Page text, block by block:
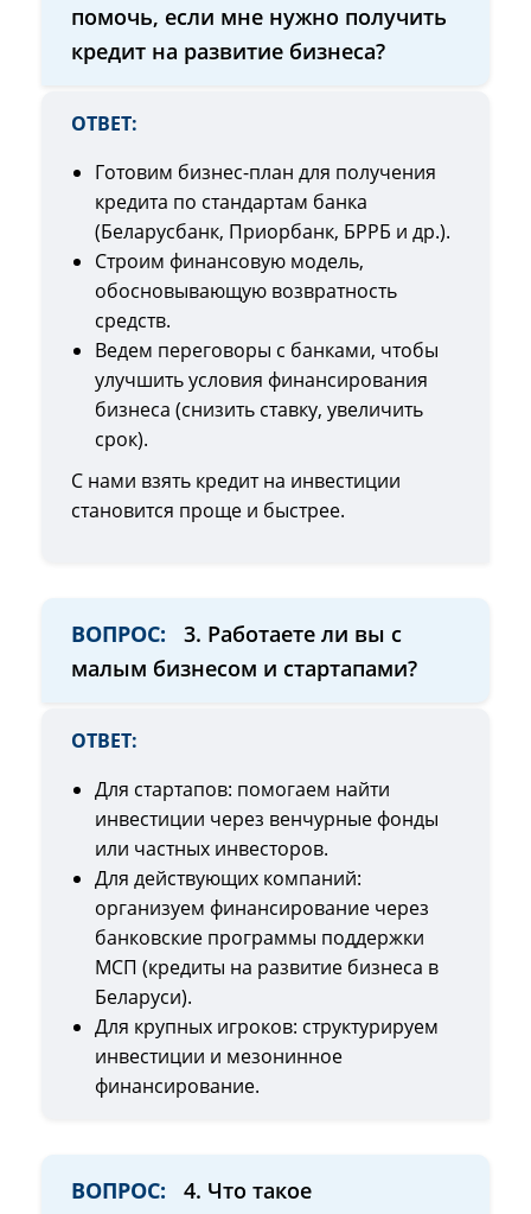
помочь, если мне нужно получить
кредит на развитие бизнеса?
ОТВЕТ:
Готовим бизнес-план для получения
кредита по стандартам банка
(Беларусбанк, Приорбанк, БРРБ и др.).
Строим финансовую модель,
обосновывающую возвратность
средств.
Ведем переговоры с банками, чтобы
улучшить условия финансирования
бизнеса (снизить ставку, увеличить
срок).
С нами взять кредит на инвестиции
становится проще и быстрее.
ВОПРОС:
3. Работаете ли вы с
малым бизнесом и стартапами?
ОТВЕТ:
Для стартапов: помогаем найти
инвестиции через венчурные фонды
или частных инвесторов.
Для действующих компаний:
организуем финансирование через
банковские программы поддержки
МСП (кредиты на развитие бизнеса в
Беларуси).
Для крупных игроков: структурируем
инвестиции и мезонинное
финансирование.
ВОПРОС:
4. Что такое